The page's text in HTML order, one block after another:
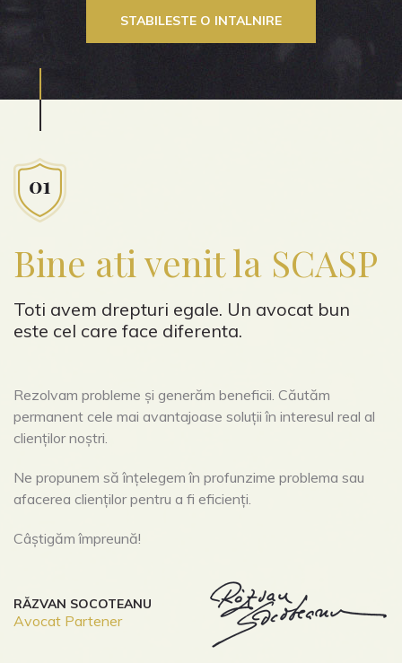
STABILESTE O INTALNIRE
Bine ati venit la SCASP
Toti avem drepturi egale. Un avocat bun
este cel care face diferenta.
Rezolvam probleme și generăm beneficii. Căutăm
permanent cele mai avantajoase soluții în interesul real al
clienților noștri.
Ne propunem să înțelegem în profunzime problema sau
afacerea clienților pentru a fi eficienți.
Câștigăm împreună!
RĂZVAN SOCOTEANU
Avocat Partener